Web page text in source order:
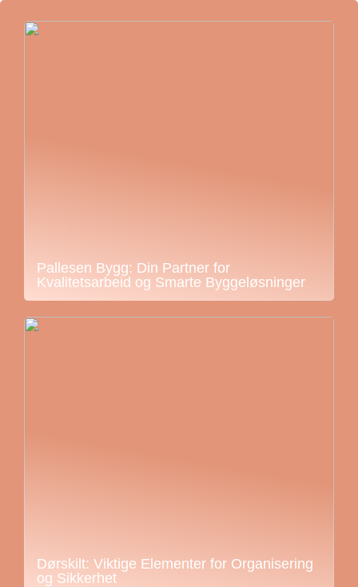
Pallesen Bygg: Din Partner for
Kvalitetsarbeid og Smarte Byggeløsninger
Dørskilt: Viktige Elementer for Organisering
og Sikkerhet